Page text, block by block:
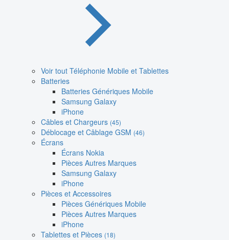
Voir tout Téléphonie Mobile et Tablettes
Batteries
Batteries Génériques Mobile
Samsung Galaxy
iPhone
Câbles et Chargeurs (45)
Déblocage et Câblage GSM (46)
Écrans
Écrans Nokia
Pièces Autres Marques
Samsung Galaxy
iPhone
Pièces et Accessoires
Pièces Génériques Mobile
Pièces Autres Marques
iPhone
Tablettes et Pièces (18)